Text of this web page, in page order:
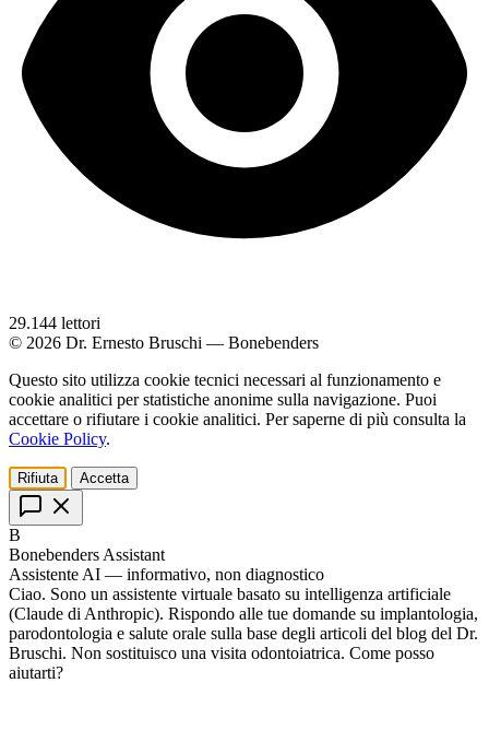
29.144 lettori
© 2026 Dr. Ernesto Bruschi — Bonebenders
Questo sito utilizza cookie tecnici necessari al funzionamento e
cookie analitici per statistiche anonime sulla navigazione. Puoi
accettare o rifiutare i cookie analitici. Per saperne di più consulta la
Cookie Policy.
Rifiuta Accetta
B
Bonebenders Assistant
Assistente AI — informativo, non diagnostico
Ciao. Sono un assistente virtuale basato su intelligenza artificiale
(Claude di Anthropic). Rispondo alle tue domande su implantologia,
parodontologia e salute orale sulla base degli articoli del blog del Dr.
Bruschi. Non sostituisco una visita odontoiatrica. Come posso
aiutarti?